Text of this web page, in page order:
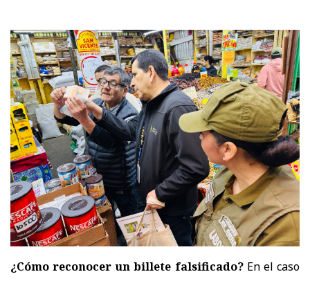
¿Cómo reconocer un billete falsificado?En el caso